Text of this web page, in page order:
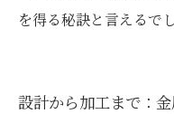
を得る秘訣と言えるでし
設計から加工まで：